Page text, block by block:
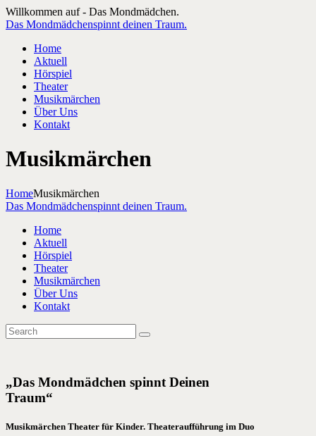
Willkommen auf - Das Mondmädchen.
Das Mondmädchenspinnt deinen Traum.
Home
Aktuell
Hörspiel
Theater
Musikmärchen
Über Uns
Kontakt
Musikmärchen
HomeMusikmärchen
Das Mondmädchenspinnt deinen Traum.
Home
Aktuell
Hörspiel
Theater
Musikmärchen
Über Uns
Kontakt
„Das Mondmädchen spinnt Deinen
Traum“
Musikmärchen Theater für Kinder. Theateraufführung im Duo